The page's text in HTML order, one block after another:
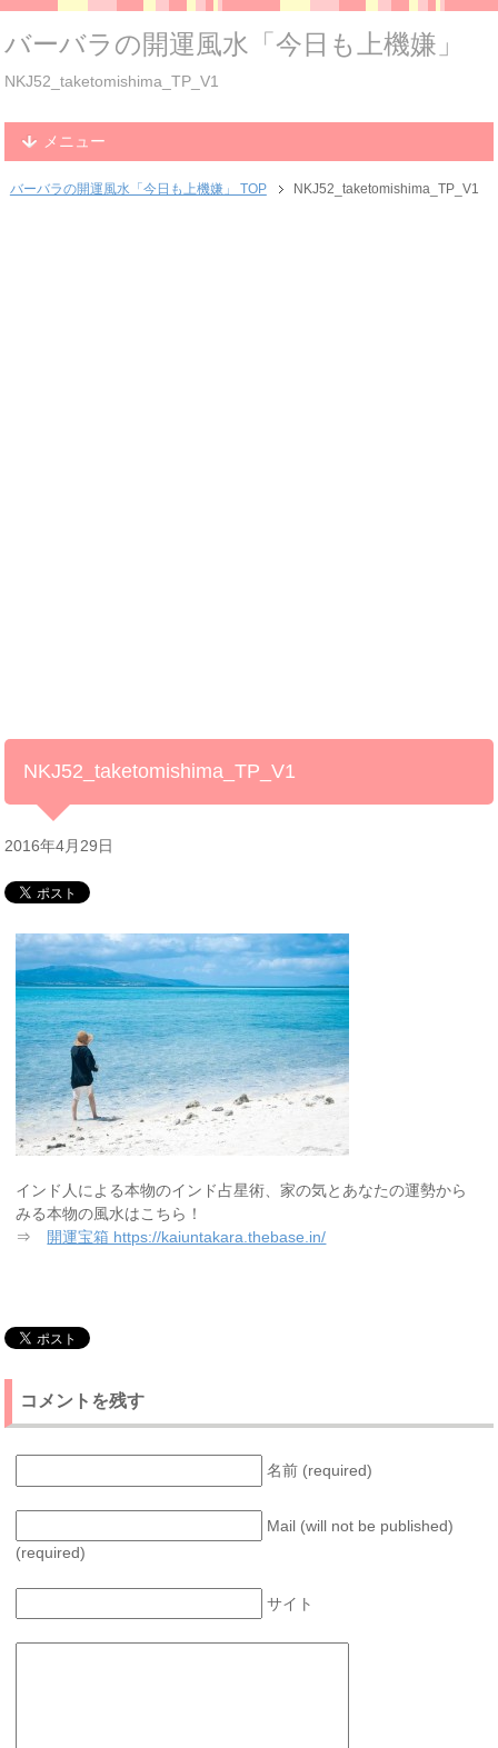
バーバラの開運風水「今日も上機嫌」
NKJ52_taketomishima_TP_V1
メニュー
バーバラの開運風水「今日も上機嫌」 TOP NKJ52_taketomishima_TP_V1
NKJ52_taketomishima_TP_V1
2016年4月29日
インド人による本物のインド占星術、家の気とあなたの運勢から
みる本物の風水はこちら！
⇒ 開運宝箱 https://kaiuntakara.thebase.in/
コメントを残す
名前 (required)
Mail (will not be published)
(required)
サイト